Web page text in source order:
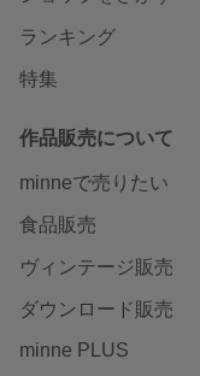
ランキング
特集
作品販売について
minneで売りたい
食品販売
ヴィンテージ販売
ダウンロード販売
minne PLUS